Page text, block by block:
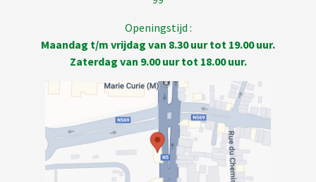
Openingstijd :
Maandag t/m vrijdag van 8.30 uur tot 19.00 uur.
Zaterdag van 9.00 uur tot 18.00 uur.